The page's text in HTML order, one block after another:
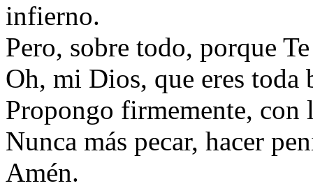
infierno.
Pero, sobre todo, porque
Oh, mi Dios, que eres
Propongo firmemente, con
Nunca más pecar, hacer
Amén.